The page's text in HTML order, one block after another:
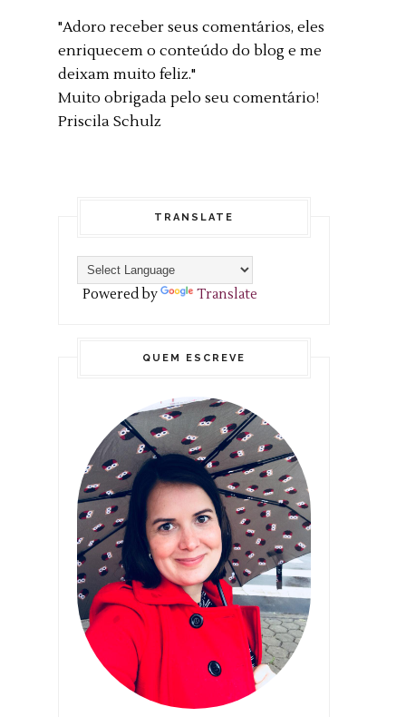
"Adoro receber seus comentários, eles
enriquecem o conteúdo do blog e me
deixam muito feliz."
Muito obrigada pelo seu comentário!
Priscila Schulz
TRANSLATE
Powered by Translate
QUEM ESCREVE